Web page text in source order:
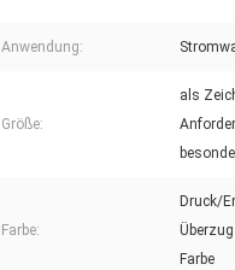
Anwendung:
Größe:
als
Farbe:
Druck/
Farbe